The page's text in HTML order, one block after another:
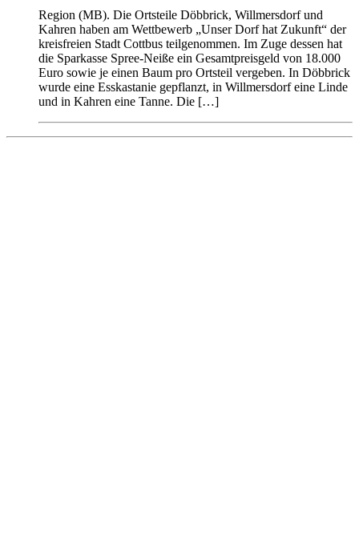
Region (MB). Die Ortsteile Döbbrick, Willmersdorf und
Kahren haben am Wettbewerb „Unser Dorf hat Zukunft“ der
kreisfreien Stadt Cottbus teilgenommen. Im Zuge dessen hat
die Sparkasse Spree-Neiße ein Gesamtpreisgeld von 18.000
Euro sowie je einen Baum pro Ortsteil vergeben. In Döbbrick
wurde eine Esskastanie gepflanzt, in Willmersdorf eine Linde
und in Kahren eine Tanne. Die […]